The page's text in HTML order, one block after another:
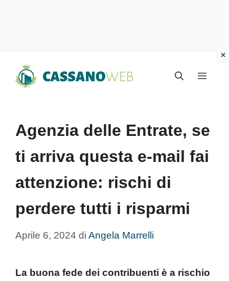
Menu
Agenzia delle Entrate, se
ti arriva questa e-mail fai
attenzione: rischi di
perdere tutti i risparmi
Aprile 6, 2024 di Angela Marrelli
La buona fede dei contribuenti è a rischio